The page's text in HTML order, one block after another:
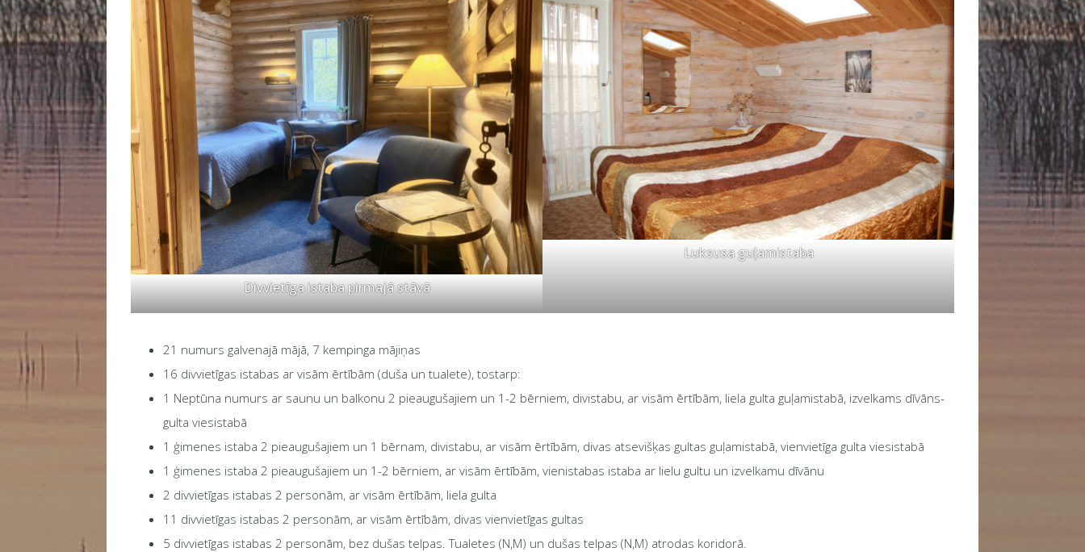
Divvietīga istaba pirmajā stāvā
Luksusa guļamistaba
21 numurs galvenajā mājā, 7 kempinga mājiņas
16 divvietīgas istabas ar visām ērtībām (duša un tualete), tostarp:
1 Neptūna numurs ar saunu un balkonu 2 pieaugušajiem un 1-2 bērniem, divistabu, ar visām ērtībām, liela gulta guļamistabā, izvelkams dīvāns-
gulta viesistabā
1 ģimenes istaba 2 pieaugušajiem un 1 bērnam, divistabu, ar visām ērtībām, divas atsevišķas gultas guļamistabā, vienvietīga gulta viesistabā
1 ģimenes istaba 2 pieaugušajiem un 1-2 bērniem, ar visām ērtībām, vienistabas istaba ar lielu gultu un izvelkamu dīvānu
2 divvietīgas istabas 2 personām, ar visām ērtībām, liela gulta
11 divvietīgas istabas 2 personām, ar visām ērtībām, divas vienvietīgas gultas
5 divvietīgas istabas 2 personām, bez dušas telpas. Tualetes (N,M) un dušas telpas (N,M) atrodas koridorā.